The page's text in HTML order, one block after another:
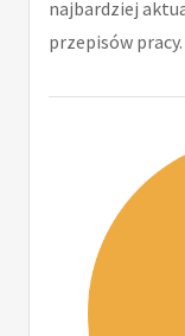
najbardziej
przepisów pracy.